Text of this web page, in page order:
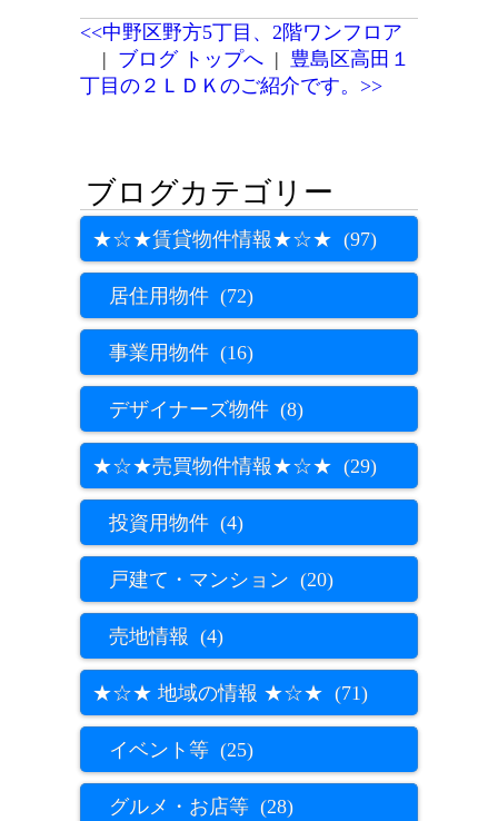
<<中野区野方5丁目、2階ワンフロア
| ブログ トップへ | 豊島区高田１
丁目の２ＬＤＫのご紹介です。>>
★☆★賃貸物件情報★☆★ (97)
居住用物件 (72)
事業用物件 (16)
デザイナーズ物件 (8)
★☆★売買物件情報★☆★ (29)
投資用物件 (4)
戸建て・マンション (20)
売地情報 (4)
★☆★ 地域の情報 ★☆★ (71)
イベント等 (25)
グルメ・お店等 (28)